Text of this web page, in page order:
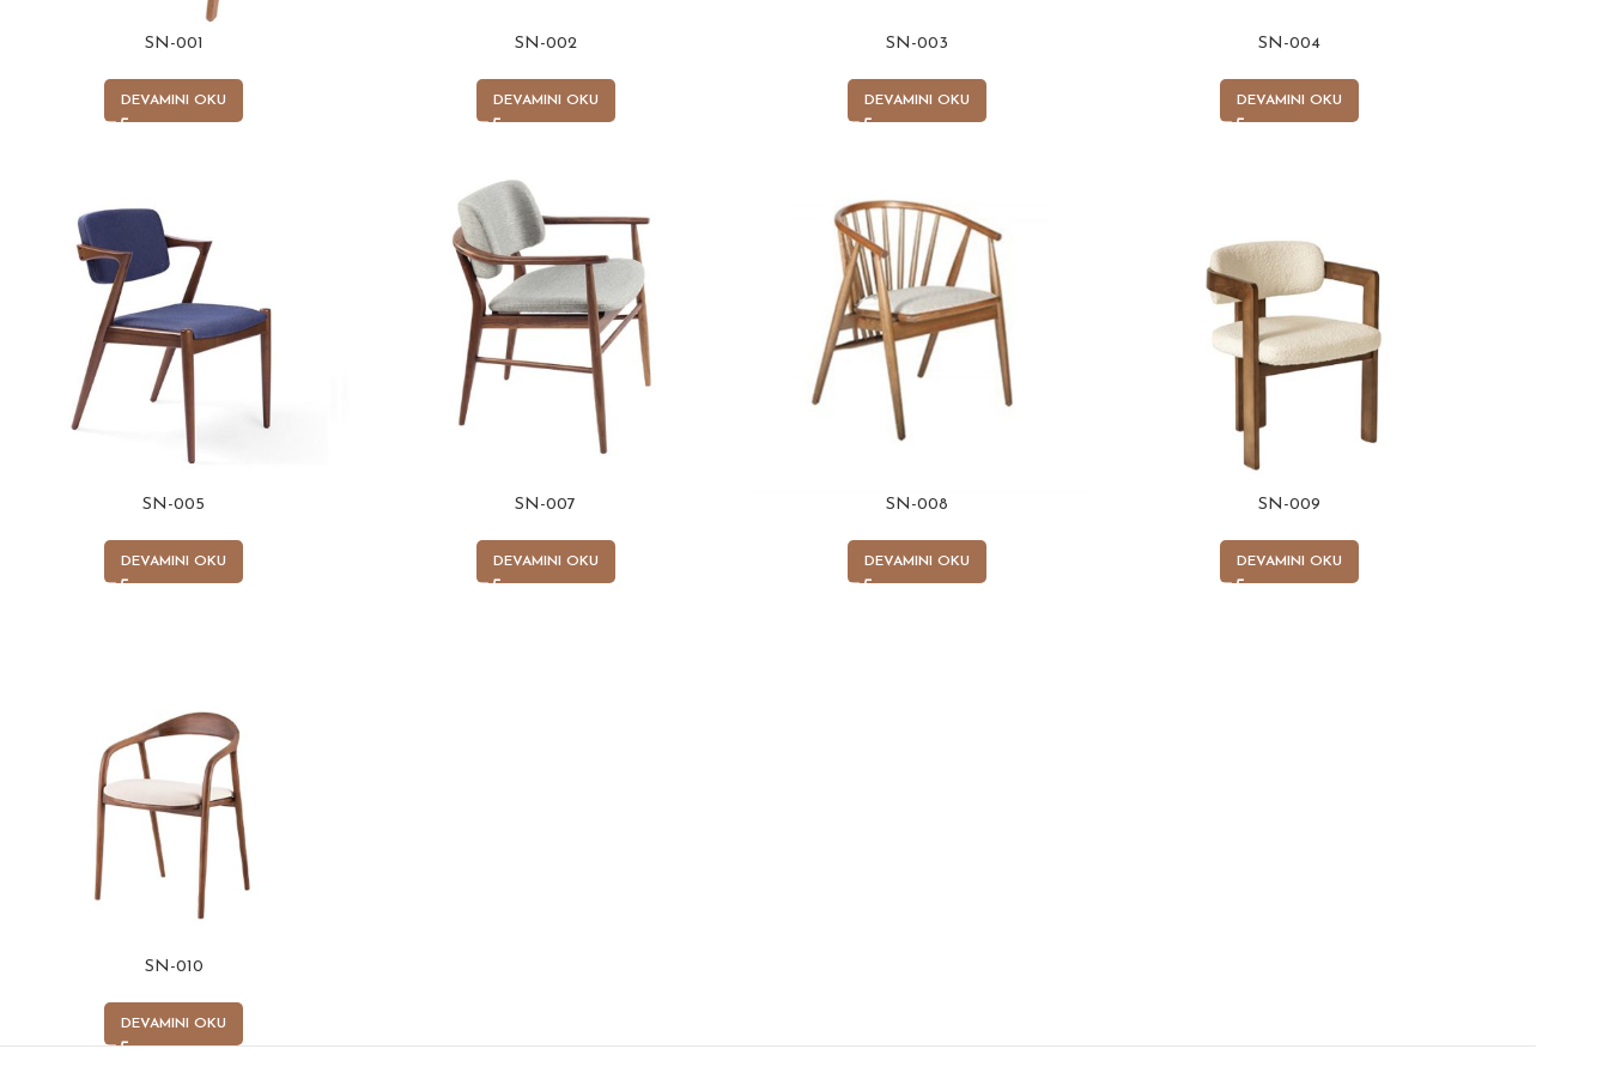
SN-001
DEVAMINI OKU
SN-002
DEVAMINI OKU
SN-003
DEVAMINI OKU
SN-004
DEVAMINI OKU
SN-005
DEVAMINI OKU
SN-007
DEVAMINI OKU
SN-008
DEVAMINI OKU
SN-009
DEVAMINI OKU
SN-010
DEVAMINI OKU